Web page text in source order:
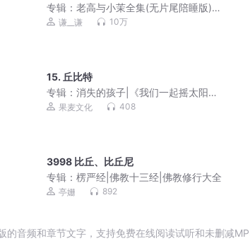
专辑：老高与小茉全集(无片尾陪睡版)
(更新快)
谦__谦 10万
15. 丘比特
专辑：消失的孩子|《我们一起摇太阳》
作者新作|家庭情感
果麦文化 408
3998 比丘、比丘尼
专辑：楞严经|佛教十三经|佛教修行大全
亭姗 892
音频和章节文字，支持免费在线阅读试听和未删减